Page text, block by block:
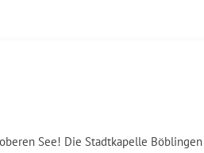
See! Die Stadtkapelle